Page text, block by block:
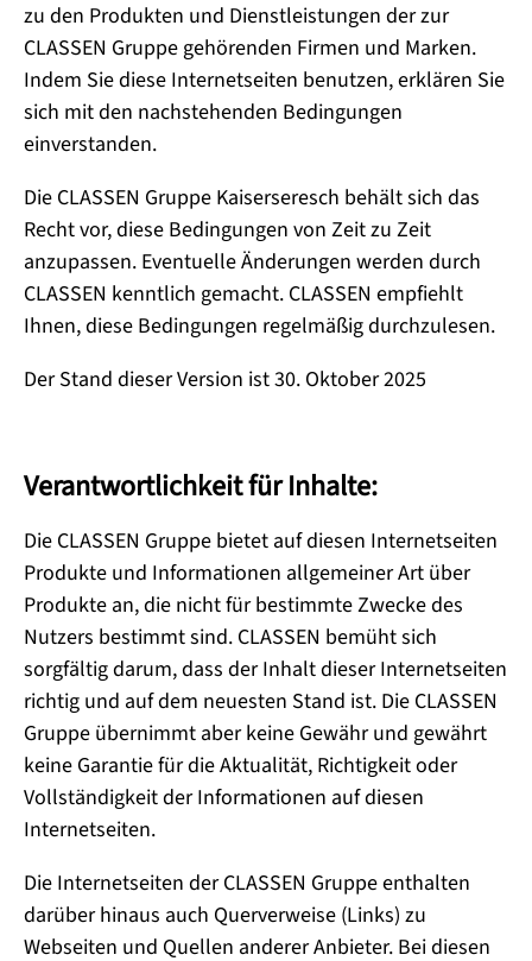
zu den Produkten und Dienstleistungen der zur
CLASSEN Gruppe gehörenden Firmen und Marken.
Indem Sie diese Internetseiten benutzen, erklären Sie
sich mit den nachstehenden Bedingungen
einverstanden.
Die CLASSEN Gruppe Kaiserseresch behält sich das
Recht vor, diese Bedingungen von Zeit zu Zeit
anzupassen. Eventuelle Änderungen werden durch
CLASSEN kenntlich gemacht. CLASSEN empfiehlt
Ihnen, diese Bedingungen regelmäßig durchzulesen.
Der Stand dieser Version ist 30. Oktober 2025
Verantwortlichkeit für Inhalte:
Die CLASSEN Gruppe bietet auf diesen Internetseiten
Produkte und Informationen allgemeiner Art über
Produkte an, die nicht für bestimmte Zwecke des
Nutzers bestimmt sind. CLASSEN bemüht sich
sorgfältig darum, dass der Inhalt dieser Internetseiten
richtig und auf dem neuesten Stand ist. Die CLASSEN
Gruppe übernimmt aber keine Gewähr und gewährt
keine Garantie für die Aktualität, Richtigkeit oder
Vollständigkeit der Informationen auf diesen
Internetseiten.
Die Internetseiten der CLASSEN Gruppe enthalten
darüber hinaus auch Querverweise (Links) zu
Webseiten und Quellen anderer Anbieter. Bei diesen